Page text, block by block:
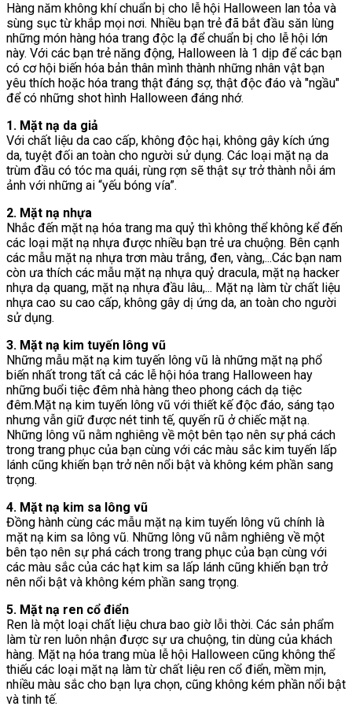
Hàng năm không khí chuẩn bị cho lễ hội Halloween lan tỏa và
sùng sục từ khắp mọi nơi. Nhiều bạn trẻ đã bắt đầu săn lùng
những món hàng hóa trang độc lạ để chuẩn bị cho lễ hội lớn
này. Với các bạn trẻ năng động, Halloween là 1 dịp để các bạn
có cơ hội biến hóa bản thân mình thành những nhân vật bạn
yêu thích hoặc hóa trang thật đáng sợ, thật độc đáo và "ngầu"
để có những shot hình Halloween đáng nhớ.
1. Mặt nạ da giả
Với chất liệu da cao cấp, không độc hại, không gây kích ứng
da, tuyệt đối an toàn cho người sử dụng. Các loại mặt nạ da
trùm đầu có tóc ma quái, rùng rợn sẽ thật sự trở thành nỗi ám
ảnh với những ai “yếu bóng vía”.
2. Mặt nạ nhựa
Nhắc đến mặt nạ hóa trang ma quỷ thì không thể không kể đến
các loại mặt nạ nhựa được nhiều bạn trẻ ưa chuộng. Bên cạnh
các mẫu mặt nạ nhựa trơn màu trắng, đen, vàng,...Các bạn nam
còn ưa thích các mẫu mặt nạ nhựa quỷ dracula, mặt nạ hacker
nhựa dạ quang, mặt nạ nhựa đầu lâu,... Mặt nạ làm từ chất liệu
nhựa cao su cao cấp, không gây dị ứng da, an toàn cho người
sử dụng.
3. Mặt nạ kim tuyến lông vũ
Những mẫu mặt nạ kim tuyến lông vũ là những mặt nạ phổ
biến nhất trong tất cả các lễ hội hóa trang Halloween hay
những buổi tiệc đêm nhà hàng theo phong cách dạ tiệc
đêm.Mặt nạ kim tuyến lông vũ với thiết kế độc đáo, sáng tạo
nhưng vẫn giữ được nét tinh tế, quyến rũ ở chiếc mặt nạ.
Những lông vũ nằm nghiêng về một bên tạo nên sự phá cách
trong trang phục của bạn cùng với các màu sắc kim tuyến lấp
lánh cũng khiến bạn trở nên nổi bật và không kém phần sang
trọng.
4. Mặt nạ kim sa lông vũ
Đồng hành cùng các mẫu mặt nạ kim tuyến lông vũ chính là
mặt nạ kim sa lông vũ. Những lông vũ nằm nghiêng về một
bên tạo nên sự phá cách trong trang phục của bạn cùng với
các màu sắc của các hạt kim sa lấp lánh cũng khiến bạn trở
nên nổi bật và không kém phần sang trọng.
5. Mặt nạ ren cổ điển
Ren là một loại chất liệu chưa bao giờ lỗi thời. Các sản phẩm
làm từ ren luôn nhận được sự ưa chuộng, tin dùng của khách
hàng. Mặt nạ hóa trang mùa lễ hội Halloween cũng không thể
thiếu các loại mặt nạ làm từ chất liệu ren cổ điển, mềm mịn,
nhiều màu sắc cho bạn lựa chọn, cũng không kém phần nổi bật
và tinh tế.